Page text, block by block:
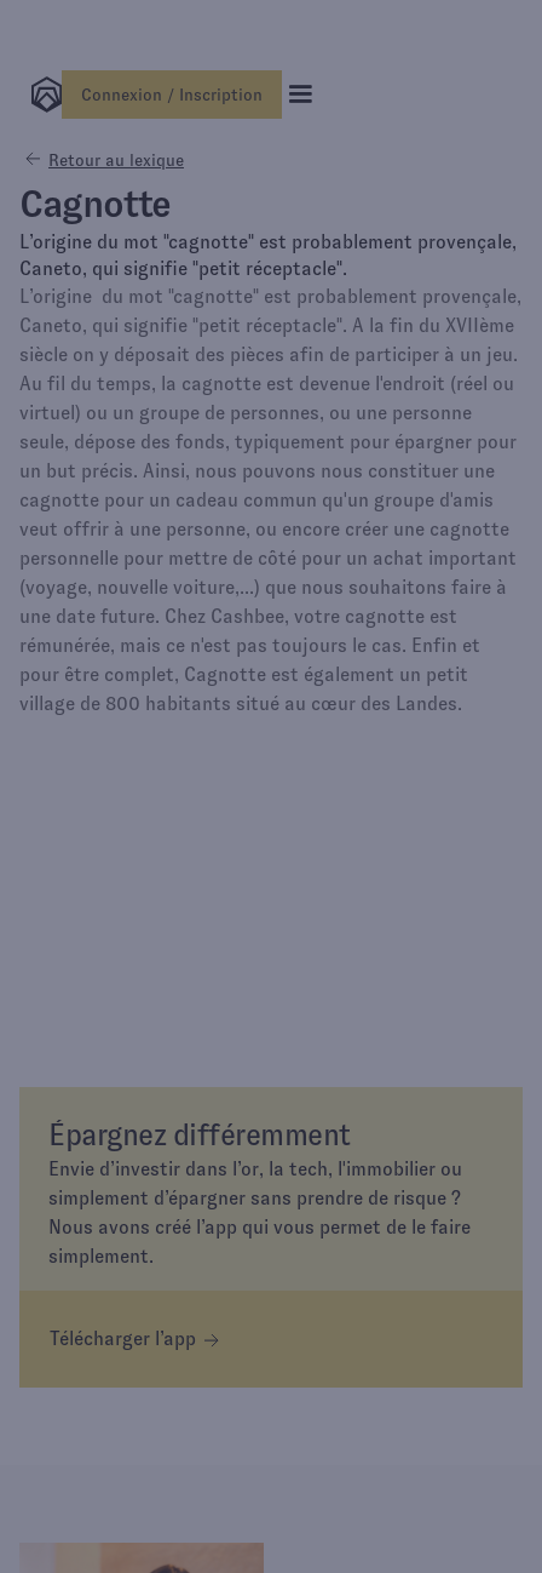
Connexion / Inscription
Retour au lexique
Épargnez différemment
Envie d’investir dans l’or, la tech, l'immobilier ou
simplement d’épargner sans prendre de risque ?
Nous avons créé l’app qui vous permet de le faire
simplement.
Télécharger l’app
Cagnotte
L’origine du mot "cagnotte" est probablement provençale,
Caneto, qui signifie "petit réceptacle".
L’origine du mot "cagnotte" est probablement provençale,
Caneto, qui signifie "petit réceptacle". A la fin du XVIIème
siècle on y déposait des pièces afin de participer à un jeu.
Au fil du temps, la cagnotte est devenue l'endroit (réel ou
virtuel) ou un groupe de personnes, ou une personne
seule, dépose des fonds, typiquement pour épargner pour
un but précis. Ainsi, nous pouvons nous constituer une
cagnotte pour un cadeau commun qu'un groupe d'amis
veut offrir à une personne, ou encore créer une cagnotte
personnelle pour mettre de côté pour un achat important
(voyage, nouvelle voiture,...) que nous souhaitons faire à
une date future. Chez Cashbee, votre cagnotte est
rémunérée, mais ce n'est pas toujours le cas. Enfin et
pour être complet, Cagnotte est également un petit
village de 800 habitants situé au cœur des Landes.